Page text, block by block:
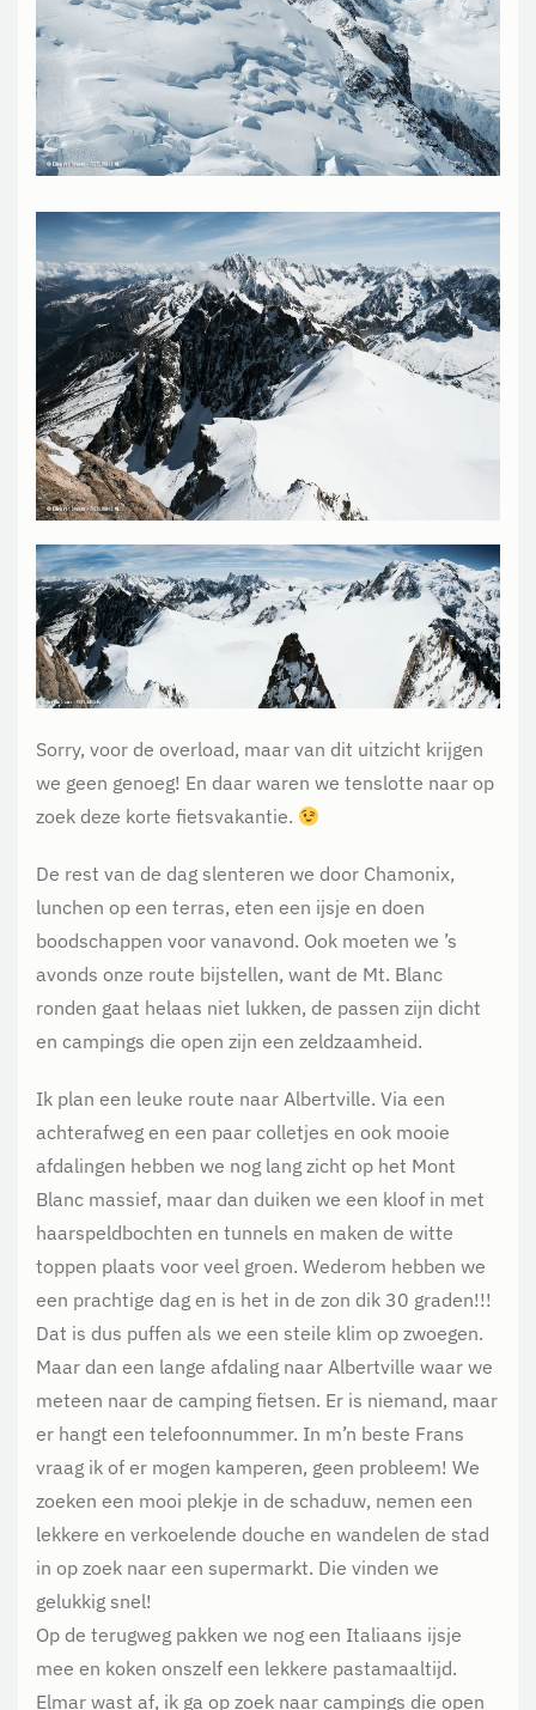
Sorry, voor de overload, maar van dit uitzicht krijgen
we geen genoeg! En daar waren we tenslotte naar op
zoek deze korte fietsvakantie.
De rest van de dag slenteren we door Chamonix,
lunchen op een terras, eten een ijsje en doen
boodschappen voor vanavond. Ook moeten we ’s
avonds onze route bijstellen, want de Mt. Blanc
ronden gaat helaas niet lukken, de passen zijn dicht
en campings die open zijn een zeldzaamheid.
Ik plan een leuke route naar Albertville. Via een
achterafweg en een paar colletjes en ook mooie
afdalingen hebben we nog lang zicht op het Mont
Blanc massief, maar dan duiken we een kloof in met
haarspeldbochten en tunnels en maken de witte
toppen plaats voor veel groen. Wederom hebben we
een prachtige dag en is het in de zon dik 30 graden!!!
Dat is dus puffen als we een steile klim op zwoegen.
Maar dan een lange afdaling naar Albertville waar we
meteen naar de camping fietsen. Er is niemand, maar
er hangt een telefoonnummer. In m’n beste Frans
vraag ik of er mogen kamperen, geen probleem! We
zoeken een mooi plekje in de schaduw, nemen een
lekkere en verkoelende douche en wandelen de stad
in op zoek naar een supermarkt. Die vinden we
gelukkig snel!
Op de terugweg pakken we nog een Italiaans ijsje
mee en koken onszelf een lekkere pastamaaltijd.
Elmar wast af, ik ga op zoek naar campings die open